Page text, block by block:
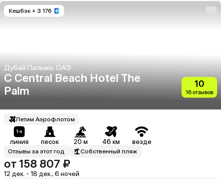
Кешбэк + 3 176
Дубай Пальма, ОАЭ
C Central Beach Hotel The
Palm
10
16 отзывов
Летим Аэрофлотом
линия песок 20 м 46 км везде
Отзывы за этот год Собственный пляж
от 158 807 ₽
12 дек. - 18 дек., 6 ночей